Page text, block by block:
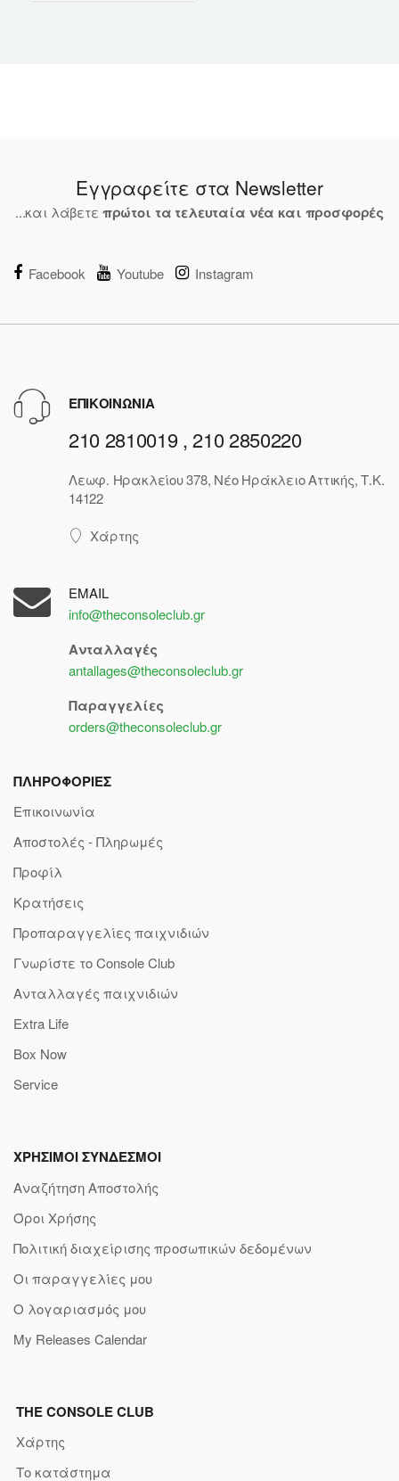
Εγγραφείτε στα Newsletter
...και λάβετε πρώτοι τα τελευταία νέα και προσφορές
Facebook Youtube Instagram
ΕΠΙΚΟΙΝΩΝΙΑ
210 2810019 , 210 2850220
Λεωφ. Ηρακλείου 378, Νέο Ηράκλειο Αττικής, Τ.Κ.
14122
Χάρτης
EMAIL
info@theconsoleclub.gr
Ανταλλαγές
antallages@theconsoleclub.gr
Παραγγελίες
orders@theconsoleclub.gr
ΠΛΗΡΟΦΟΡΙΕΣ
Επικοινωνία
Αποστολές - Πληρωμές
Προφίλ
Κρατήσεις
Προπαραγγελίες παιχνιδιών
Γνωρίστε το Console Club
Ανταλλαγές παιχνιδιών
Extra Life
Box Now
Service
ΧΡΗΣΙΜΟΙ ΣΥΝΔΕΣΜΟΙ
Αναζήτηση Αποστολής
Όροι Χρήσης
Πολιτική διαχείρισης προσωπικών δεδομένων
Οι παραγγελίες μου
Ο λογαριασμός μου
My Releases Calendar
THE CONSOLE CLUB
Χάρτης
Το κατάστημα